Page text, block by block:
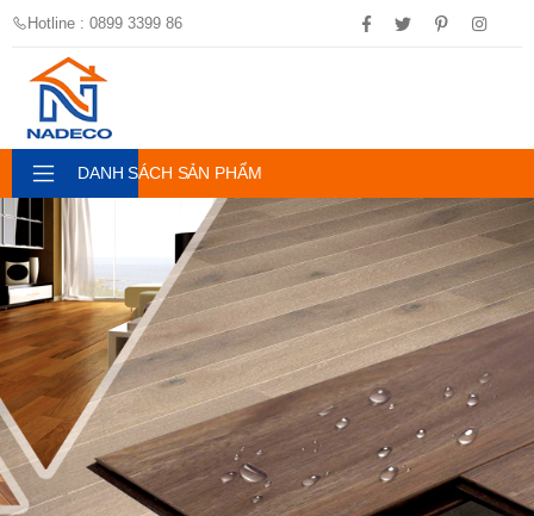
Hotline : 0899 3399 86
DANH SÁCH SẢN PHẨM